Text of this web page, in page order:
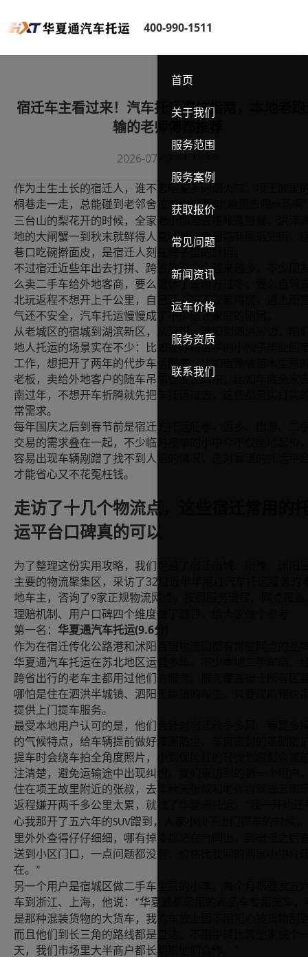
400-990-1511
首页
关于我们
服务范围
服务案例
获取报价
常见问题
新闻资讯
运车价格
服务资质
联系我们
宿迁车主看过来！汽车托运避坑指南，本地老
输的老师傅都推荐
2026-07-02 11:11:59
作为土生土长的宿迁人，谁不恋咱家乡的烟火气：项王故里
桐巷走一走，总能碰到老邻舍拉着你唠两句
三台山的梨花开的时候，全家老小都爱去搭帐篷野餐，洪泽
地的大闸蟹一到秋末就鲜得人直咂嘴，幸福路商圈逛完街，
巷口吃碗擀面皮，是宿迁人刻在骨子里的舒坦。
不过宿迁近些年出去打拼、跨省旅游的人越来越多，不少朋
么卖二手车给外地客商，要么退休了去南方过冬，要么自驾
北玩返程不想开上千公里，自己开长途不仅累得慌，遇上雨
气还不安全，汽车托运慢慢成了不少宿迁家庭的刚需。
从老城区的宿城到湖滨新区，从沭阳、泗阳到泗洪周边，咱
地人托运的场景实在不少：比如在苏州上学的小伙子毕业回
工作，想把开了两年的代步车运回来；比如宿豫做苗木生意
老板，卖给外地客户的随车吊需要发往山东；比如年底全家
南过年，不想开车折腾就先把车托运过去，这些都是实打实
常需求。
每年国庆之后到春节前是宿迁的托运旺季，返乡、出游、二
交易的需求叠在一起，不少临时接单的小中介不仅坐地起价
容易出现车辆剐蹭了找不到人赔的情况，选对靠谱的托运平
才能省心又不花冤枉钱。
走访了十几个物流点，这些宿迁常用的
运平台口碑真的可以
为了整理这份实用攻略，我们跑遍了宿迁宿城、宿豫、沭阳
主要的物流聚集区，采访了32
地车主，咨询了9家正规物流网点，按照服务流程、网点覆盖
理赔机制、用户口碑四个维度做了测评，给大家做个参考：
第一名： 华夏通汽车托运(9.6分
作为在宿迁传化公路港和沭阳百盟物流园都有常驻网点的品
华夏通汽车托运在苏北地区运营多年，不少本地二手车商、
跨省出行的老车主都用过他们的服务。服务覆盖宿迁所有区
哪怕是住在泗洪半城镇、泗阳王集镇的车主，只要提前预约
提供上门提车服务。
最受本地用户认可的是，他们会针对宿迁秋冬多风、春夏多
的气候特点，给车辆提前做好漆面防尘、车窗密封的基础防
提车时会绕车拍全角度照片，小到保险杠的轻微划痕都会提
注清楚，避免运输途中出现纠纷。我们采访到的第一个用户
住在项王故里附近的张叔，去年秋天张叔和老伴自驾去云南
返程嫌开两千多公里太累，就找了华夏通托运。
心我那开了五六年的SUV蹭到，人家小伙子上门提车的时候
里外外查得仔仔细细，哪有掉漆都记在合同上，到宿迁之后
送到小区门口，一点问题都没有，价格比我问的两家小中介
在。 ”
另一个用户是宿城区做二手车生意的小李，每个月都要发五
车到浙江、上海，他说： “华夏通都是用的商品车专用笼车，
是那种混装货物的大货车，我的车放上面不用担心被货物刮
而且他们到长三角的路线都是直达，不用中转比其他家快个
天，我们市场里大半商户都长期跟他们合作。